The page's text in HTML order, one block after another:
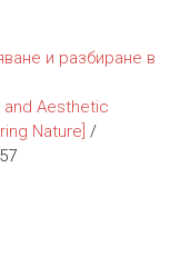
и разбиране в
and Aesthetic
Nature] /